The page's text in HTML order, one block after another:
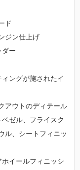
ド
ジン仕上げ
ダー
ングが施されたイ
アウトのディテール
ゼル、フライスク
ル、シートフィニッ
ホイールフィニッシ